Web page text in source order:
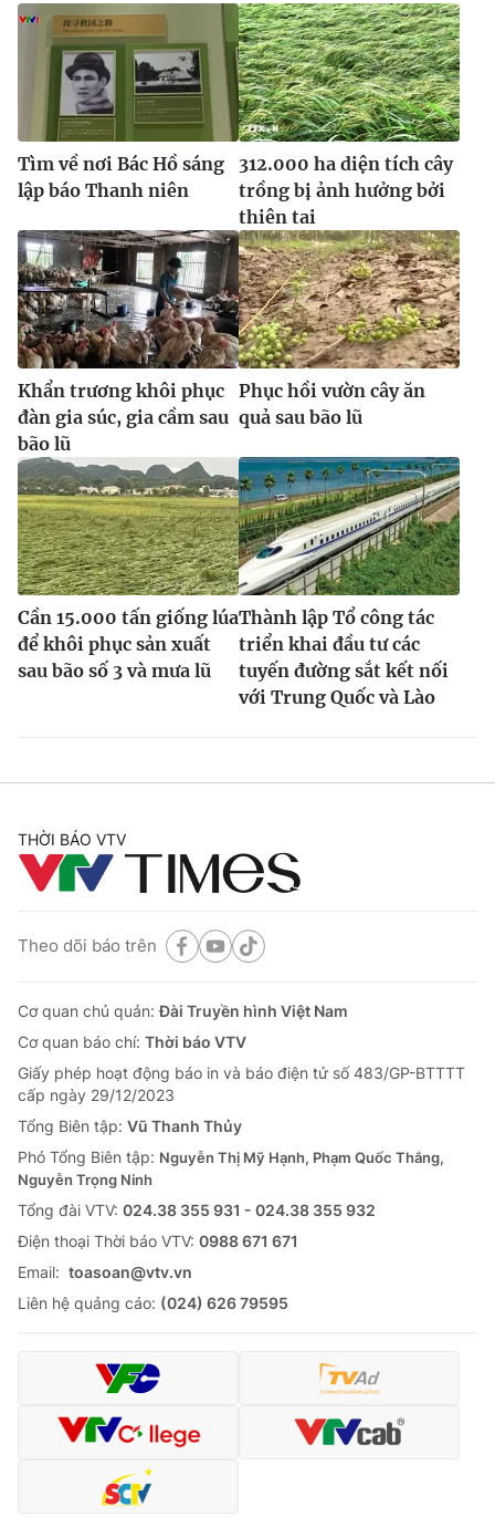
Tìm về nơi Bác Hồ sáng
lập báo Thanh niên
312.000 ha diện tích cây
trồng bị ảnh hưởng bởi
thiên tai
Khẩn trương khôi phục
đàn gia súc, gia cầm sau
bão lũ
Phục hồi vườn cây ăn
quả sau bão lũ
Cần 15.000 tấn giống lúa
để khôi phục sản xuất
sau bão số 3 và mưa lũ
Thành lập Tổ công tác
triển khai đầu tư các
tuyến đường sắt kết nối
với Trung Quốc và Lào
THỜI BÁO VTV
Theo dõi báo trên
Cơ quan chủ quản:Đài Truyền hình Việt Nam
Cơ quan báo chí: Thời báo VTV
Giấy phép hoạt động báo in và báo điện tử số 483/GP-BTTTT
cấp ngày 29/12/2023
Tổng Biên tập: Vũ Thanh Thủy
Phó Tổng Biên tập: Nguyễn Thị Mỹ Hạnh, Phạm Quốc Thắng,
Nguyễn Trọng Ninh
Tổng đài VTV: 024.38 355 931 - 024.38 355 932
Ðiện thoại Thời báo VTV: 0988 671 671
Email: toasoan@vtv.vn
Liên hệ quảng cáo: (024) 626 79595